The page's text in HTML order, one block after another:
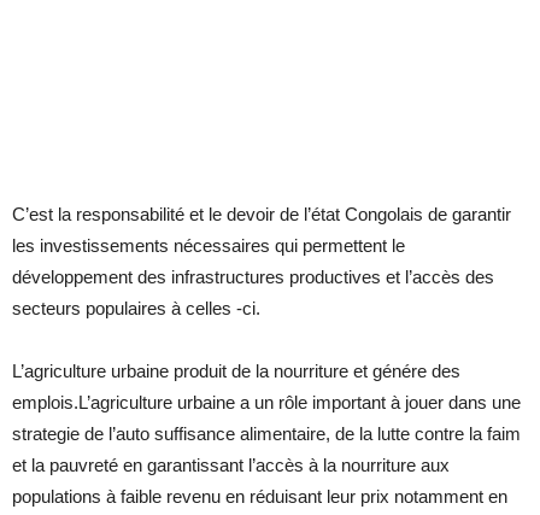
C’est la responsabilité et le devoir de l’état Congolais de garantir
les investissements nécessaires qui permettent le
développement des infrastructures productives et l’accès des
secteurs populaires à celles -ci.
L’agriculture urbaine produit de la nourriture et génére des
emplois.L’agriculture urbaine a un rôle important à jouer dans une
strategie de l’auto suffisance alimentaire, de la lutte contre la faim
et la pauvreté en garantissant l’accès à la nourriture aux
populations à faible revenu en réduisant leur prix notamment en